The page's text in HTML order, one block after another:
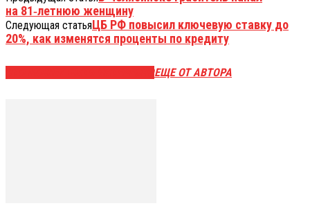
на 81‑летнюю женщину
Следующая статьяЦБ РФ повысил ключевую ставку до
20%, как изменятся проценты по кредиту
ЕЩЕ ОТ АВТОРА